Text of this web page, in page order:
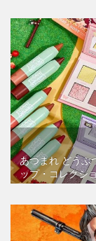
あつまれ どうぶ
ップ・コレクシ